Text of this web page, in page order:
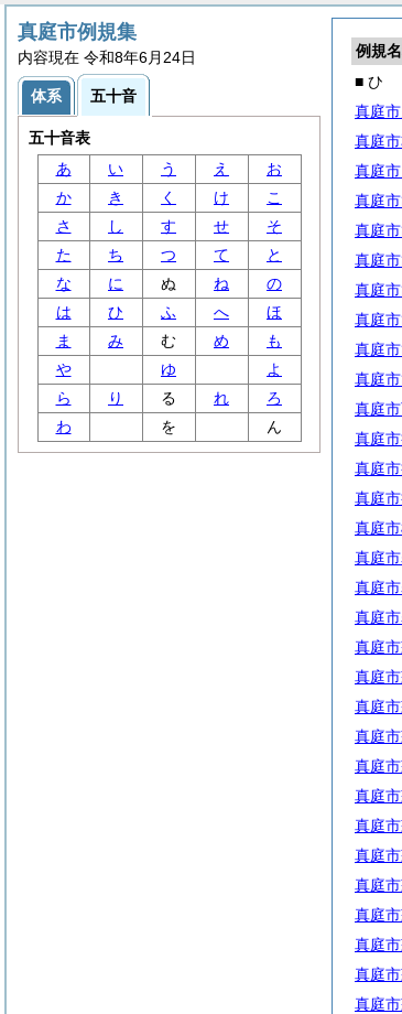
例規
■ ひ
真庭
真庭
真庭
真庭
真庭
真庭
真庭
真庭
真庭
真庭
真庭
真庭
真庭
真庭
真庭
真庭
真庭
真庭
真庭
真庭
真庭
真庭
真庭
真庭
真庭
真庭
真庭
真庭
真庭
真庭
真庭
真庭市例規集
内容現在 令和8年6月24日
体系 五十音
五十音表
あ
い う え
お
か
き く け
こ
さ
し す せ
そ
た
ち つ て
と
な
に ぬ ね
の
は
ひ ふ へ
ほ
ま
み む め
も
や
ゆ
よ
ら
り る れ
ろ
わ
を ん